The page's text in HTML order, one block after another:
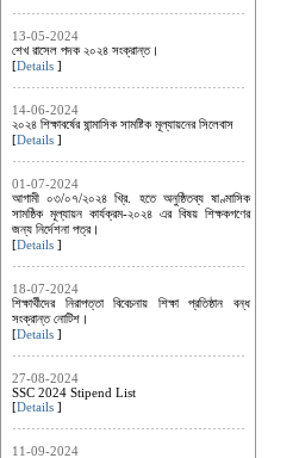
13-05-2024
শেখ রাসেল পদক ২০২৪ সংক্রান্ত।
[Details ]
14-06-2024
২০২৪ শিক্ষাবর্ষের ষান্মাসিক সামষ্টিক মূল্যায়নের সিলেবাস
[Details ]
01-07-2024
আগামী ০৩/০৭/২০২৪ খ্রি. হতে অনুষ্ঠিতব্য ষাণ্মাসিক
সামষ্ঠিক মূল্যায়ন কার্যক্রম-২০২৪ এর ‍বিষয় শিক্ষকগণের
জন্য নির্দেশনা পত্র।
[Details ]
18-07-2024
শিক্ষার্থীদের নিরাপত্তা বিবেচনায় শিক্ষা প্রতিষ্ঠান বন্ধ
সংক্রান্ত নোটিশ।
[Details ]
27-08-2024
SSC 2024 Stipend List
[Details ]
11-09-2024